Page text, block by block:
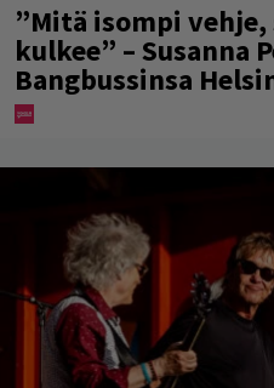
”Mitä isompi
kulkee” – Susanna
Bangbussinsa